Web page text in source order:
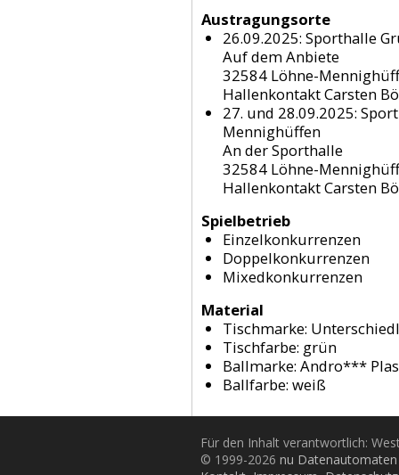
Austragungsorte
26.09.2025: Sporthalle
Auf dem Anbiete
32584 Löhne-
Hallenkontakt Carsten
27. und 28.09.2025:
Mennighüffen
An der Sporthalle
32584 Löhne-
Hallenkontakt Carsten
Spielbetrieb
Einzelkonkurrenzen
Doppelkonkurrenzen
Mixedkonkurrenzen
Material
Tischmarke:
Tischfarbe: grün
Ballmarke: Andro***
Ballfarbe: weiß
Für den Inhalt verantwortlich:
© 1999-2026 nu